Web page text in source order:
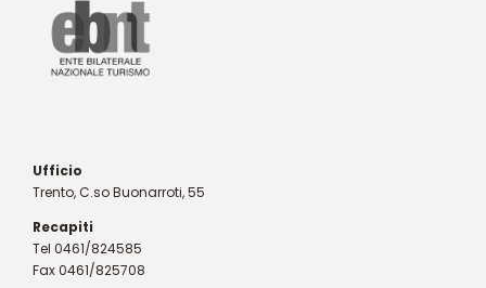
Ufficio
Trento, C.so Buonarroti, 55
Recapiti
Tel 0461/824585
Fax 0461/825708